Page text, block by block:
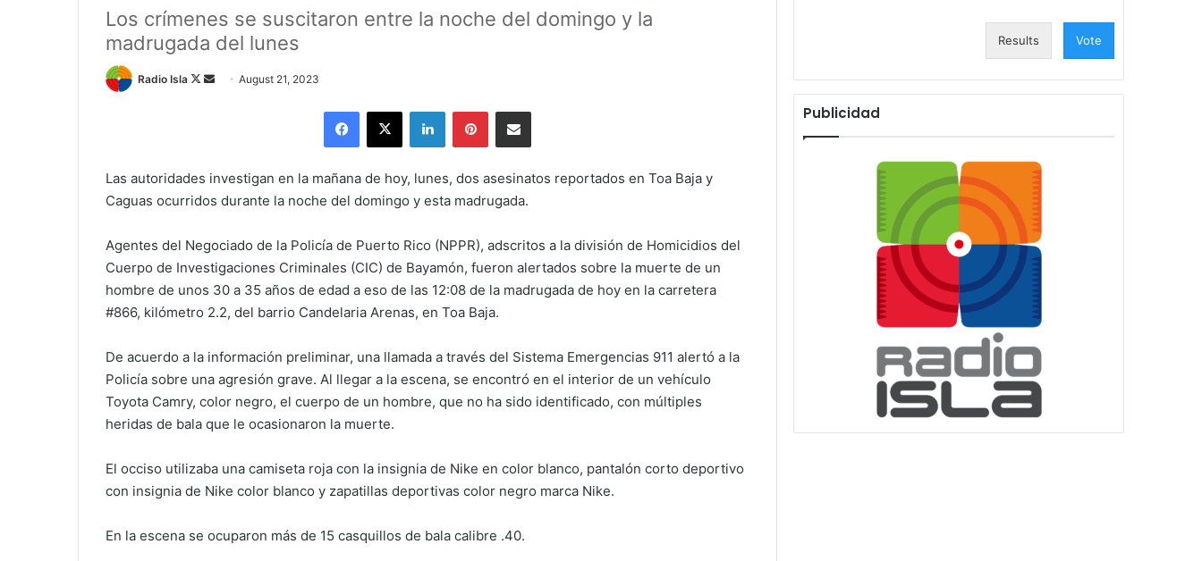
Los crímenes se suscitaron entre la noche del domingo y la
madrugada del lunes
Radio Isla
Follow
SendAugust 21, 2023
Facebook
X LinkedInPinterestShare via Email
Las autoridades investigan en la mañana de hoy, lunes, dos asesinatos reportados en Toa Baja y
Caguas ocurridos durante la noche del domingo y esta madrugada.
Agentes del Negociado de la Policía de Puerto Rico (NPPR), adscritos a la división de Homicidios del
Cuerpo de Investigaciones Criminales (CIC) de Bayamón, fueron alertados sobre la muerte de un
hombre de unos 30 a 35 años de edad a eso de las 12:08 de la madrugada de hoy en la carretera
#866, kilómetro 2.2, del barrio Candelaria Arenas, en Toa Baja.
De acuerdo a la información preliminar, una llamada a través del Sistema Emergencias 911 alertó a la
Policía sobre una agresión grave. Al llegar a la escena, se encontró en el interior de un vehículo
Toyota Camry, color negro, el cuerpo de un hombre, que no ha sido identificado, con múltiples
heridas de bala que le ocasionaron la muerte.
El occiso utilizaba una camiseta roja con la insignia de Nike en color blanco, pantalón corto deportivo
con insignia de Nike color blanco y zapatillas deportivas color negro marca Nike.
En la escena se ocuparon más de 15 casquillos de bala calibre .40.
Results Vote
Publicidad